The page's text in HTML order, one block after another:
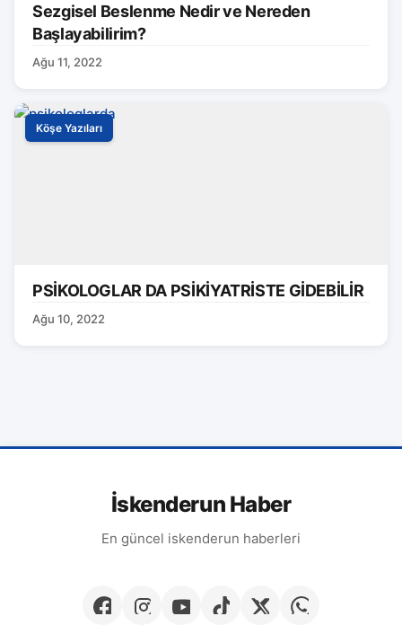
Sezgisel Beslenme Nedir ve Nereden
Başlayabilirim?
Ağu 11, 2022
Köşe Yazıları
PSİKOLOGLAR DA PSİKİYATRİSTE GİDEBİLİR
Ağu 10, 2022
İskenderun Haber
En güncel iskenderun haberleri